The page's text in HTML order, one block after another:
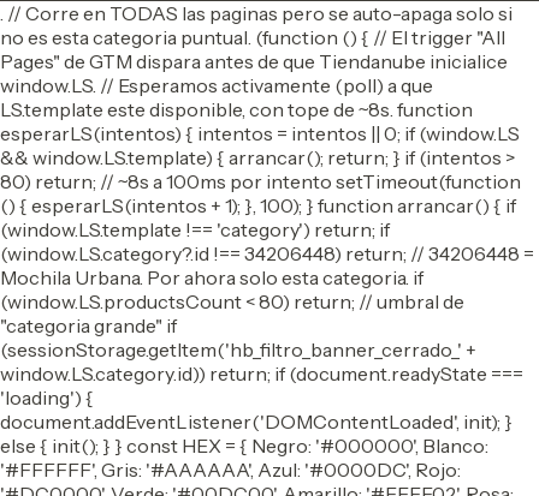
. // Corre en TODAS las paginas pero se auto-apaga solo si
no es esta categoria puntual. (function () { // El trigger "All
Pages" de GTM dispara antes de que Tiendanube inicialice
window.LS. // Esperamos activamente (poll) a que
LS.template este disponible, con tope de ~8s. function
esperarLS(intentos) { intentos = intentos || 0; if (window.LS
&& window.LS.template) { arrancar(); return; } if (intentos >
80) return; // ~8s a 100ms por intento setTimeout(function
() { esperarLS(intentos + 1); }, 100); } function arrancar() { if
(window.LS.template !== 'category') return; if
(window.LS.category?.id !== 34206448) return; // 34206448 =
Mochila Urbana. Por ahora solo esta categoria. if
(window.LS.productsCount < 80) return; // umbral de
"categoria grande" if
(sessionStorage.getItem('hb_filtro_banner_cerrado_' +
window.LS.category.id)) return; if (document.readyState ===
'loading') {
document.addEventListener('DOMContentLoaded', init); }
else { init(); } } const HEX = { Negro: '#000000', Blanco:
'#FFFFFF', Gris: '#AAAAAA', Azul: '#0000DC', Rojo: